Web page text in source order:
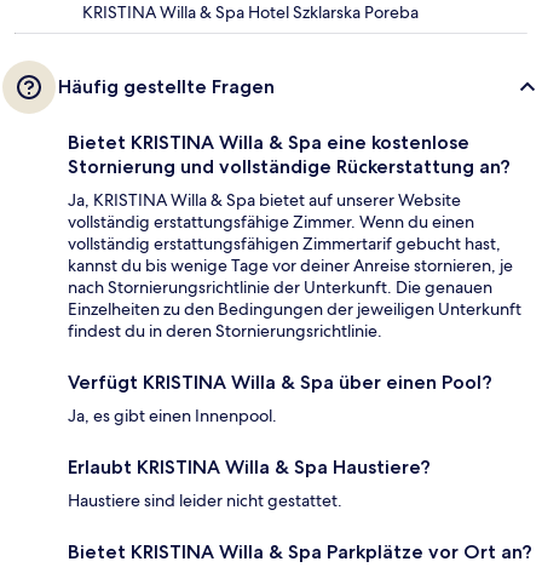
KRISTINA Willa & Spa Hotel Szklarska Poreba
Häufig gestellte Fragen
Bietet KRISTINA Willa & Spa eine kostenlose
Stornierung und vollständige Rückerstattung an?
Ja, KRISTINA Willa & Spa bietet auf unserer Website
vollständig erstattungsfähige Zimmer. Wenn du einen
vollständig erstattungsfähigen Zimmertarif gebucht hast,
kannst du bis wenige Tage vor deiner Anreise stornieren, je
nach Stornierungsrichtlinie der Unterkunft. Die genauen
Einzelheiten zu den Bedingungen der jeweiligen Unterkunft
findest du in deren Stornierungsrichtlinie.
Verfügt KRISTINA Willa & Spa über einen Pool?
Ja, es gibt einen Innenpool.
Erlaubt KRISTINA Willa & Spa Haustiere?
Haustiere sind leider nicht gestattet.
Bietet KRISTINA Willa & Spa Parkplätze vor Ort an?